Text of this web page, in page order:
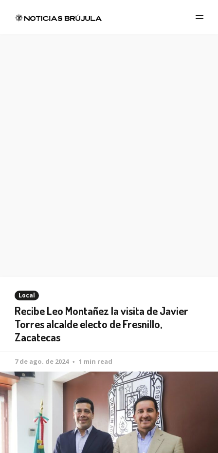
Local
Recibe Leo Montañez la visita de Javier
Torres alcalde electo de Fresnillo,
Zacatecas
7 de ago. de 2024 1 min read